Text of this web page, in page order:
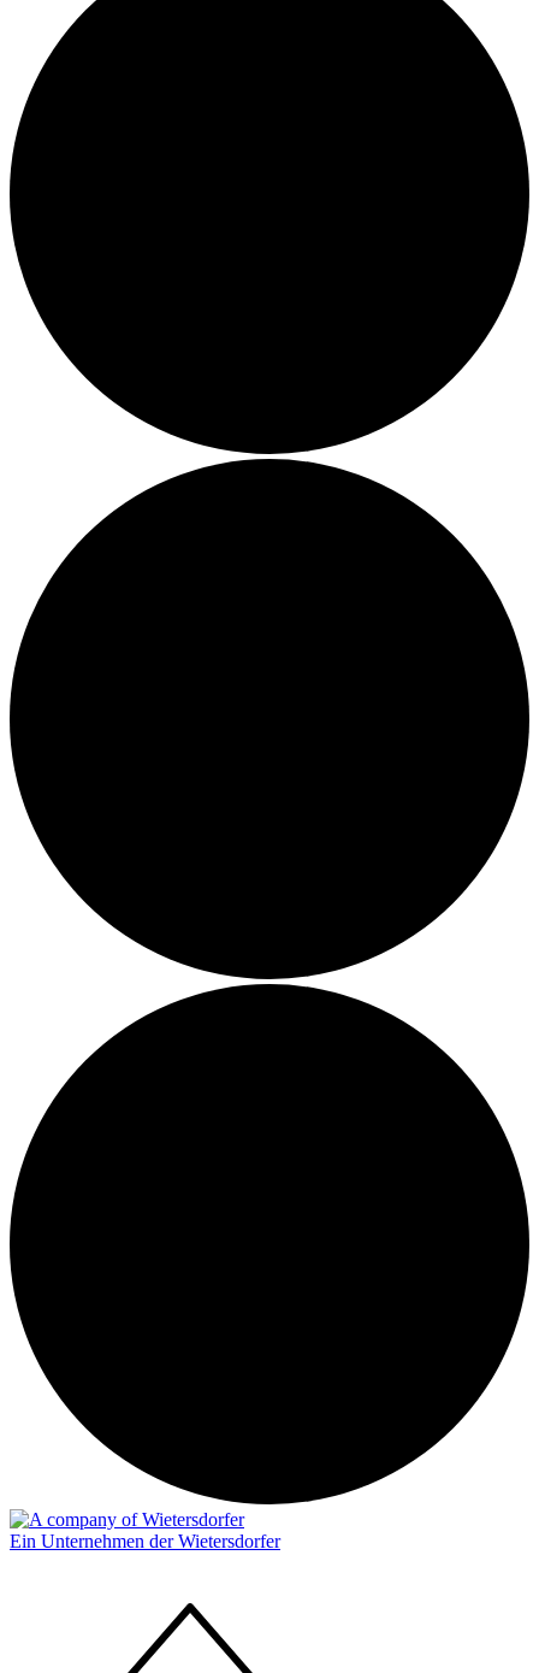
Ein Unternehmen der Wietersdorfer